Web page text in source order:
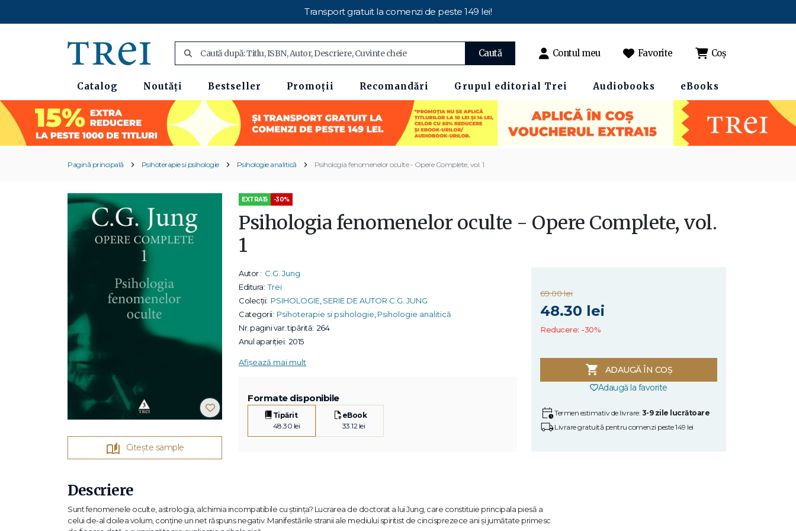
Transport gratuit la comenzi de peste 149 lei!
Caută Contul meu Favorite Coș
Catalog Noutăți Bestseller Promoții Recomandări Grupul editorial Trei Audiobooks eBooks
Pagină principală Psihoterapie si psihologie Psihologie analitică Psihologia fenomenelor oculte - Opere Complete, vol. 1
Citește sample
EXTRA15 -30%
Psihologia fenomenelor oculte - Opere Complete, vol.
1
Autor : C.G. Jung
Editura: Trei
Colecții: PSIHOLOGIE, SERIE DE AUTOR C.G. JUNG
Categorii: Psihoterapie si psihologie Psihologie analitică
Nr. pagini var. tipărită: 264
Anul apariției: 2015
Afișează mai mult
Formate disponibile
Tipărit
48.30 lei
eBook
33.12 lei
69.00 lei
48.30 lei
Reducere: -30%
ADAUGĂ ÎN COȘ
Adaugă la favorite
Termen estimativ de livrare: 3-9 zile lucrătoare
Livrare gratuită pentru comenzi peste 149 lei
Descriere
Sunt fenomenele oculte, astrologia, alchimia incompatibile cu ştiinţa? Lucrarea de doctorat a lui Jung, care constituie principala piesă a
celui de-al doilea volum, conţine un net răspuns negativ. Manifestările stranii ale mediului spiritist de cincisprezece ani şi jumătate primesc